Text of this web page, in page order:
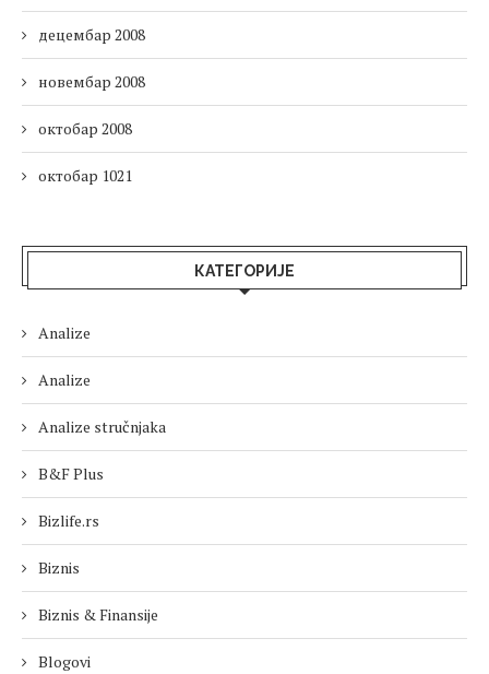
децембар 2008
новембар 2008
октобар 2008
октобар 1021
КАТЕГОРИЈЕ
Analize
Analize
Analize stručnjaka
B&F Plus
Bizlife.rs
Biznis
Biznis & Finansije
Blogovi